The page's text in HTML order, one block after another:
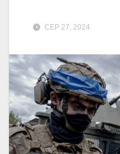
СЕР 27, 2024